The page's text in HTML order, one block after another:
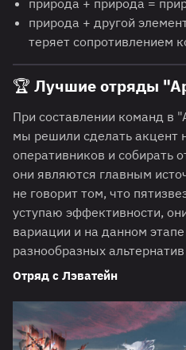
природа + другой
теряет сопротивлением
🏆 Лучшие отряды
При составлении команд в
мы решили сделать акцент
оперативников и собирать
они являются главным
не говорит том, что
уступаю эффективности,
вариации и на данном
разнообразных альтернатив
Отряд с Лэватейн